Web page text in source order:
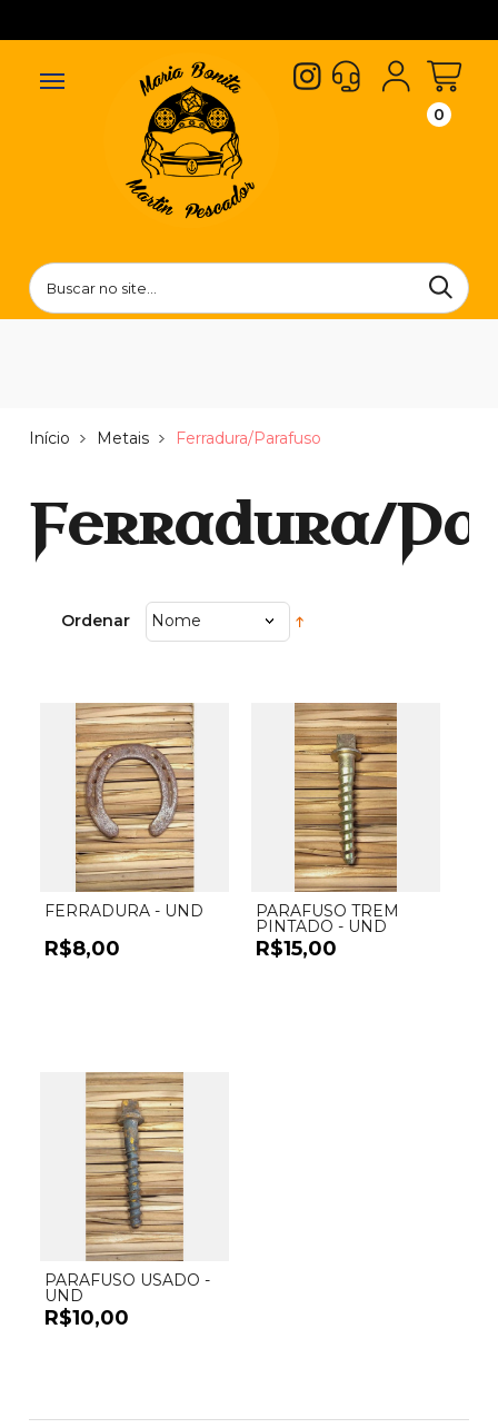
0
Início Metais Ferradura/Parafuso
Ferradura/
Ordenar Nome
FERRADURA - UND
R$8,00
PARAFUSO TREM
PINTADO - UND
R$15,00
PARAFUSO USADO -
UND
R$10,00